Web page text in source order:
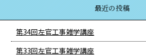
最近の投稿
第34回左官工事雑学講座
第33回左官工事雑学講座